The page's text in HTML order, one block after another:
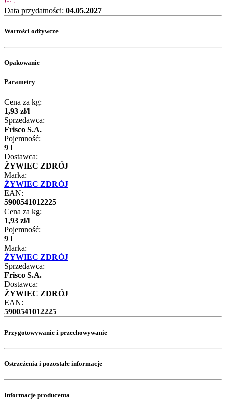
Data przydatności: 04.05.2027
Wartości odżywcze
Opakowanie
Parametry
Cena za kg:
1,93 zł/l
Sprzedawca:
Frisco S.A.
Pojemność:
9 l
Dostawca:
ŻYWIEC ZDRÓJ
Marka:
ŻYWIEC ZDRÓJ
EAN:
5900541012225
Cena za kg:
1,93 zł/l
Pojemność:
9 l
Marka:
ŻYWIEC ZDRÓJ
Sprzedawca:
Frisco S.A.
Dostawca:
ŻYWIEC ZDRÓJ
EAN:
5900541012225
Przygotowywanie i przechowywanie
Ostrzeżenia i pozostałe informacje
Informacje producenta